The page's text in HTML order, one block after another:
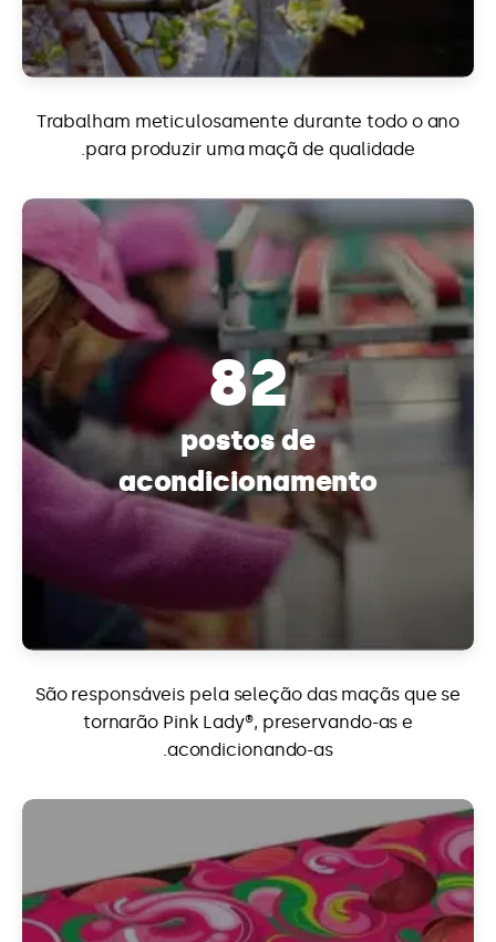
Trabalham meticulosamente durante todo o ano
para produzir uma maçã de qualidade.
82
postos de
acondicionamento
São responsáveis pela seleção das maçãs que se
tornarão Pink Lady®, preservando-as e
acondicionando-as.